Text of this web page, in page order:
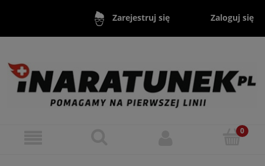
Zarejestruj się Zaloguj się